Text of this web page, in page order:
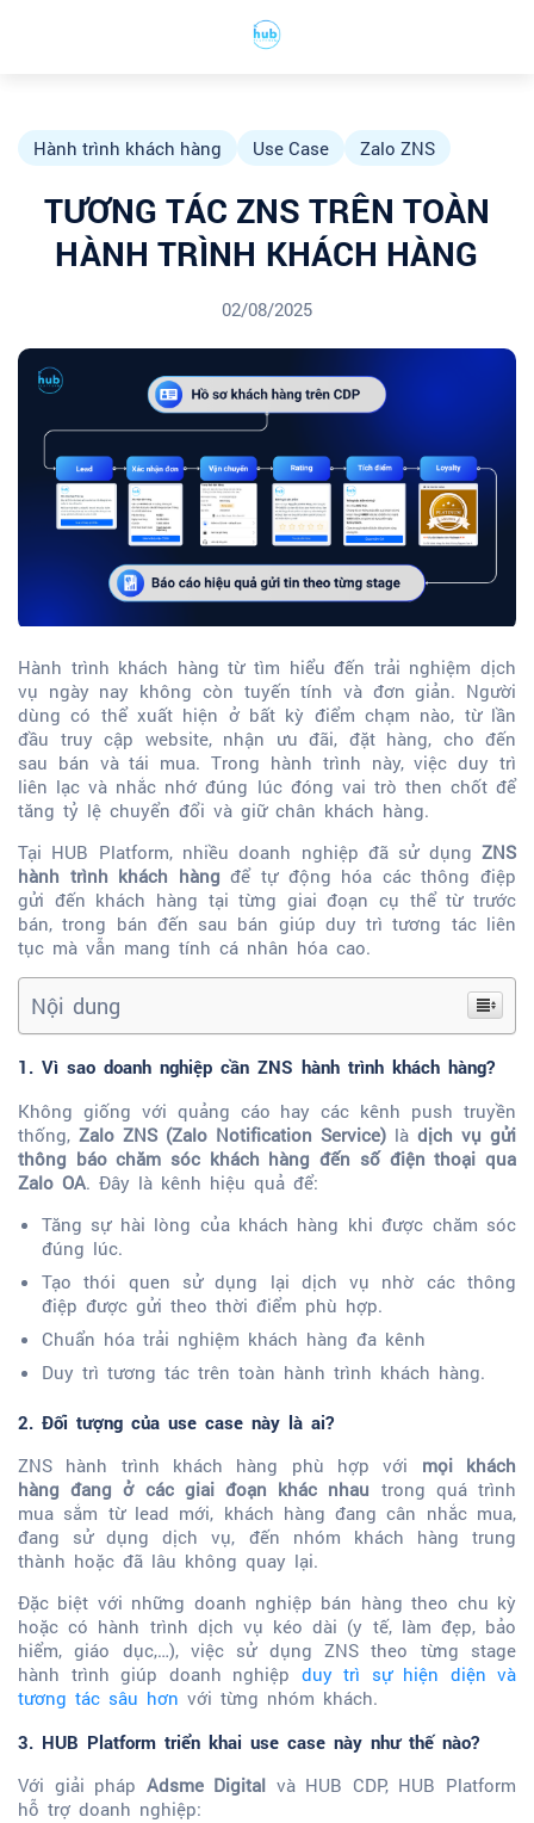
Hành trình khách hàng Use Case Zalo ZNS
TƯƠNG TÁC ZNS TRÊN TOÀN
HÀNH TRÌNH KHÁCH HÀNG
02/08/2025
Hành trình khách hàng từ tìm hiểu đến trải nghiệm dịch
vụ ngày nay không còn tuyến tính và đơn giản. Người
dùng có thể xuất hiện ở bất kỳ điểm chạm nào, từ lần
đầu truy cập website, nhận ưu đãi, đặt hàng, cho đến
sau bán và tái mua. Trong hành trình này, việc duy trì
liên lạc và nhắc nhớ đúng lúc đóng vai trò then chốt để
tăng tỷ lệ chuyển đổi và giữ chân khách hàng.
Tại HUB Platform, nhiều doanh nghiệp đã sử dụng ZNS
hành trình khách hàngđể tự động hóa các thông điệp
gửi đến khách hàng tại từng giai đoạn cụ thể từ trước
bán, trong bán đến sau bán giúp duy trì tương tác liên
tục mà vẫn mang tính cá nhân hóa cao.
Nội dung
1. Vì sao doanh nghiệp cần ZNS hành trình khách hàng?
Không giống với quảng cáo hay các kênh push truyền
thống, Zalo ZNS (Zalo Notification Service) là dịch vụ gửi
thông báo chăm sóc khách hàng đến số điện thoại qua
Zalo OA. Đây là kênh hiệu quả để:
Tăng sự hài lòng của khách hàng khi được chăm sóc
đúng lúc.
Tạo thói quen sử dụng lại dịch vụ nhờ các thông
điệp được gửi theo thời điểm phù hợp.
Chuẩn hóa trải nghiệm khách hàng đa kênh
Duy trì tương tác trên toàn hành trình khách hàng.
2. Đối tượng của use case này là ai?
ZNS hành trình khách hàng phù hợp với mọi khách
hàng đang ở các giai đoạn khác nhau trong quá trình
mua sắm từ lead mới, khách hàng đang cân nhắc mua,
đang sử dụng dịch vụ, đến nhóm khách hàng trung
thành hoặc đã lâu không quay lại.
Đặc biệt với những doanh nghiệp bán hàng theo chu kỳ
hoặc có hành trình dịch vụ kéo dài (y tế, làm đẹp, bảo
hiểm, giáo dục,…), việc sử dụng ZNS theo từng stage
hành trình giúp doanh nghiệp duy trì sự hiện diện và
tương tác sâu hơn với từng nhóm khách.
3. HUB Platform triển khai use case này như thế nào?
Với giải pháp Adsme Digital và HUB CDP, HUB Platform
hỗ trợ doanh nghiệp: